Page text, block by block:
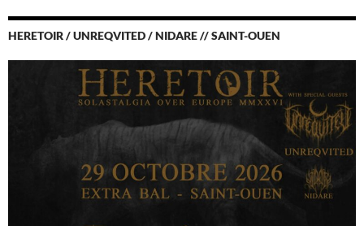
HERETOIR / UNREQVITED / NIDARE // SAINT-OUEN